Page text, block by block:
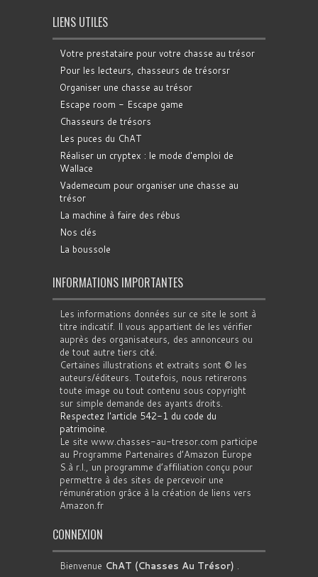
LIENS UTILES
Votre prestataire pour votre chasse au trésor
Pour les lecteurs, chasseurs de trésorsr
Organiser une chasse au trésor
Escape room - Escape game
Chasseurs de trésors
Les puces du ChAT
Réaliser un cryptex : le mode d'emploi de
Wallace
Vademecum pour organiser une chasse au
trésor
La machine à faire des rébus
Nos clés
La boussole
INFORMATIONS IMPORTANTES
Les informations données sur ce site le sont à
titre indicatif. Il vous appartient de les vérifier
auprès des organisateurs, des annonceurs ou
de tout autre tiers cité.
Certaines illustrations et extraits sont © les
auteurs/éditeurs. Toutefois, nous retirerons
toute image ou tout contenu sous copyright
sur simple demande des ayants droits.
Respectez l'article 542-1 du code du
patrimoine.
Le site www.chasses-au-tresor.com participe
au Programme Partenaires d’Amazon Europe
S.à r.l., un programme d’affiliation conçu pour
permettre à des sites de percevoir une
rémunération grâce à la création de liens vers
Amazon.fr
CONNEXION
Bienvenue ChAT (Chasses Au Trésor) .